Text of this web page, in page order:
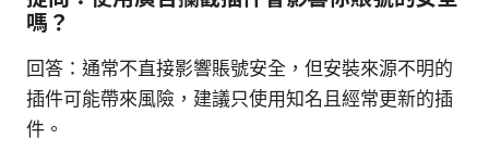
嗎？
回答：通常不直接影響賬號安全，但安裝來源不明的
插件可能帶來風險，建議只使用知名且經常更新的插
件。